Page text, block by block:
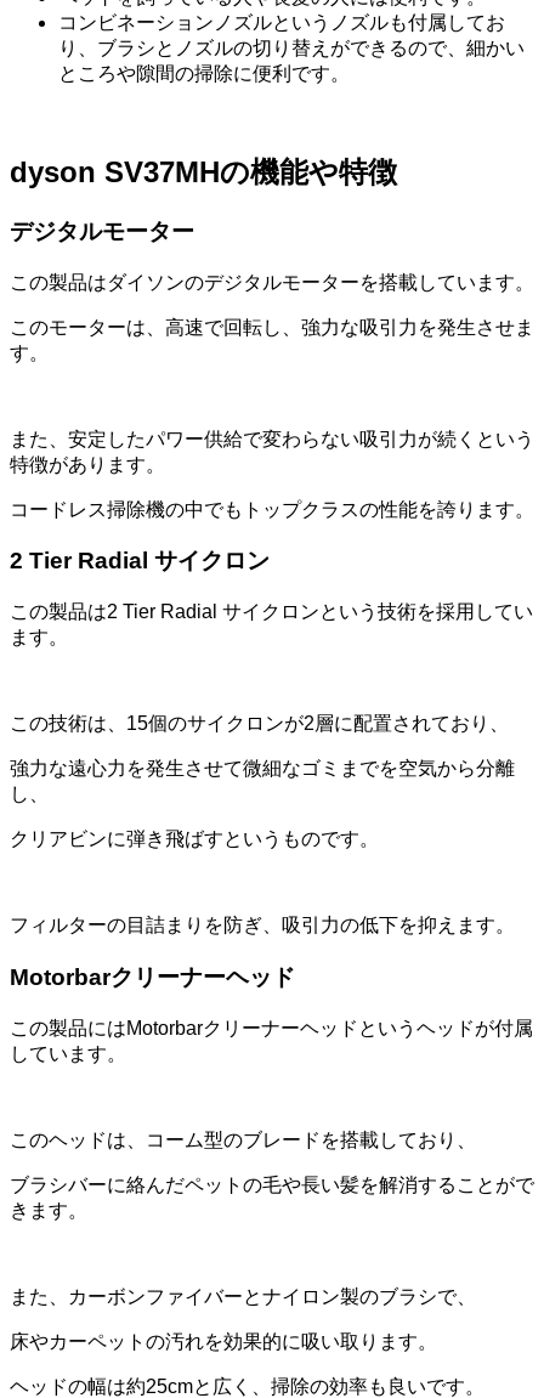
コンビネーションノズルというノズルも付属してお
り、ブラシとノズルの切り替えができるので、細かい
ところや隙間の掃除に便利です。
dyson SV37MHの機能や特徴
デジタルモーター
この製品はダイソンのデジタルモーターを搭載しています。
このモーターは、高速で回転し、強力な吸引力を発生させま
す。
また、安定したパワー供給で変わらない吸引力が続くという
特徴があります。
コードレス掃除機の中でもトップクラスの性能を誇ります。
2 Tier Radial サイクロン
この製品は2 Tier Radial サイクロンという技術を採用してい
ます。
この技術は、15個のサイクロンが2層に配置されており、
強力な遠心力を発生させて微細なゴミまでを空気から分離
し、
クリアビンに弾き飛ばすというものです。
フィルターの目詰まりを防ぎ、吸引力の低下を抑えます。
Motorbarクリーナーヘッド
この製品にはMotorbarクリーナーヘッドというヘッドが付属
しています。
このヘッドは、コーム型のブレードを搭載しており、
ブラシバーに絡んだペットの毛や長い髪を解消することがで
きます。
また、カーボンファイバーとナイロン製のブラシで、
床やカーペットの汚れを効果的に吸い取ります。
ヘッドの幅は約25cmと広く、掃除の効率も良いです。